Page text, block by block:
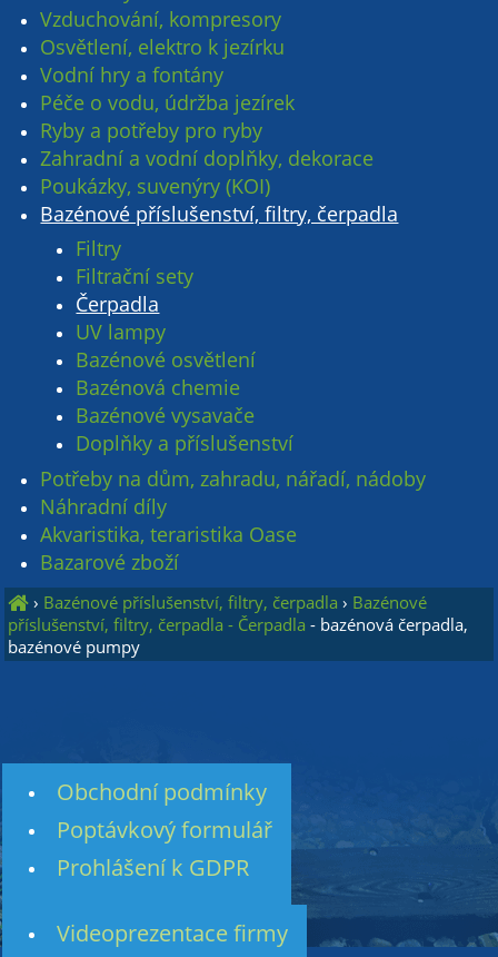
Vzduchování, kompresory
Osvětlení, elektro k jezírku
Vodní hry a fontány
Péče o vodu, údržba jezírek
Ryby a potřeby pro ryby
Zahradní a vodní doplňky, dekorace
Poukázky, suvenýry (KOI)
Bazénové příslušenství, filtry, čerpadla
Filtry
Filtrační sety
Čerpadla
UV lampy
Bazénové osvětlení
Bazénová chemie
Bazénové vysavače
Doplňky a příslušenství
Potřeby na dům, zahradu, nářadí, nádoby
Náhradní díly
Akvaristika, teraristika Oase
Bazarové zboží
› Bazénové příslušenství, filtry, čerpadla › Bazénové
příslušenství, filtry, čerpadla - Čerpadla - bazénová čerpadla,
bazénové pumpy
Obchodní podmínky
Poptávkový formulář
Prohlášení k GDPR
Videoprezentace firmy